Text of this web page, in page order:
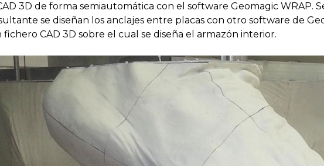
3D de forma semiautomática con el software Geomagic WRAP.
se diseñan los anclajes entre placas con otro software de
fichero CAD 3D sobre el cual se diseña el armazón interior.